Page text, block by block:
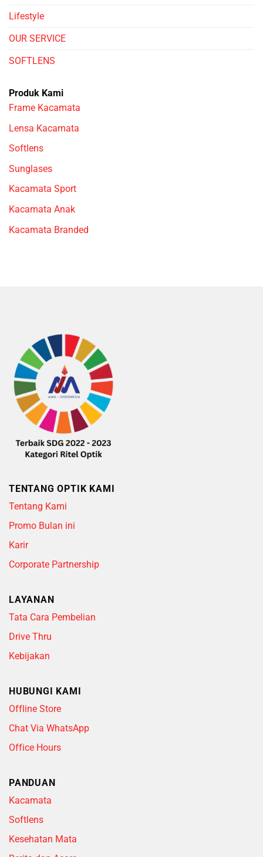
Lifestyle
OUR SERVICE
SOFTLENS
Produk Kami
Frame Kacamata
Lensa Kacamata
Softlens
Sunglases
Kacamata Sport
Kacamata Anak
Kacamata Branded
TENTANG OPTIK KAMI
Tentang Kami
Promo Bulan ini
Karir
Corporate Partnership
LAYANAN
Tata Cara Pembelian
Drive Thru
Kebijakan
HUBUNGI KAMI
Offline Store
Chat Via WhatsApp
Office Hours
PANDUAN
Kacamata
Softlens
Kesehatan Mata